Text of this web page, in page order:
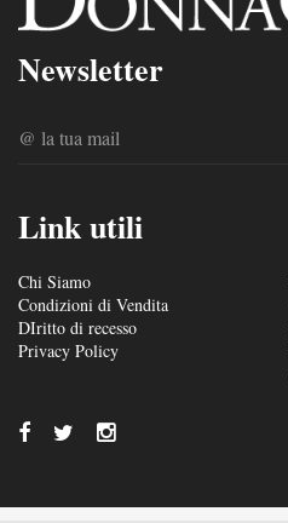
Newsletter
Link utili
Chi Siamo
Condizioni di Vendita
DIritto di recesso
Privacy Policy